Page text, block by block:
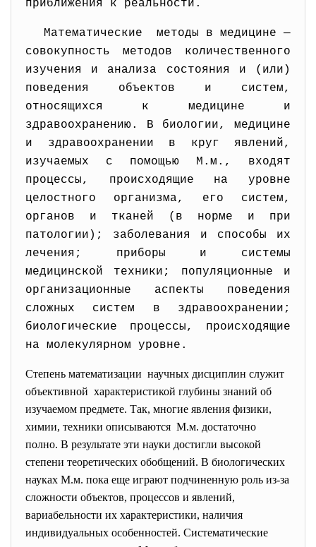
приближения к реальности.
Математические методы в медицине —
совокупность методов количественного
изучения и анализа состояния и (или)
поведения объектов и систем,
относящихся к медицине и
здравоохранению. В биологии, медицине
и здравоохранении в круг явлений,
изучаемых с помощью М.м., входят
процессы, происходящие на уровне
целостного организма, его систем,
органов и тканей (в норме и при
патологии); заболевания и способы их
лечения; приборы и системы
медицинской техники; популяционные и
организационные аспекты поведения
сложных систем в здравоохранении;
биологические процессы, происходящие
на молекулярном уровне.
Степень математизации научных дисциплин служит
объективной характеристикой глубины знаний об
изучаемом предмете. Так, многие явления физики,
химии, техники описываются М.м. достаточно
полно. В результате эти науки достигли высокой
степени теоретических обобщений. В биологических
науках М.м. пока еще играют подчиненную роль из-за
сложности объектов, процессов и явлений,
вариабельности их характеристики, наличия
индивидуальных особенностей. Систематические